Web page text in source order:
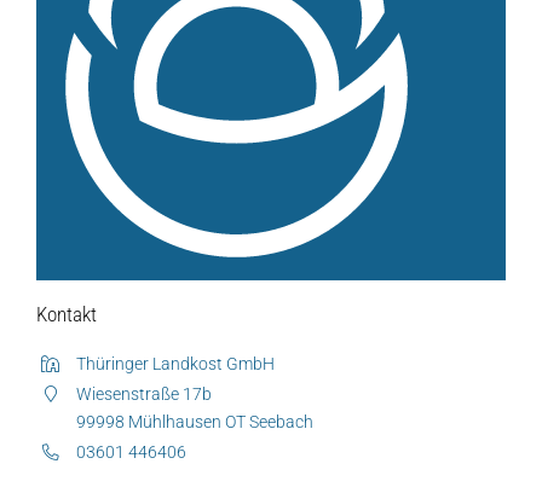
Kontakt
Thüringer Landkost GmbH
Wiesenstraße 17b
99998 Mühlhausen OT Seebach
03601 446406
Über uns
Unsere Marken-Familie